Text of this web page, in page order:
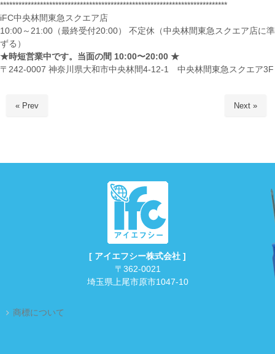
**************************************************************************
iFC中央林間東急スクエア店
10:00～21:00（最終受付20:00） 不定休（中央林間東急スクエア店に準
ずる）
★時短営業中です。当面の間 10:00〜20:00 ★
〒242-0007 神奈川県大和市中央林間4-12-1 中央林間東急スクエア3F
« Prev Next »
[ アイエフシー株式会社 ]
〒362-0021
埼玉県上尾市原市1047-10
商標について